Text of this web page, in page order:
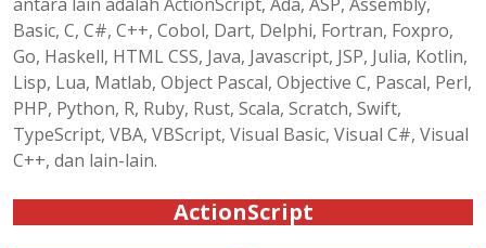
antara lain adalah ActionScript, Ada, ASP, Assembly,
Basic, C, C#, C++, Cobol, Dart, Delphi, Fortran, Foxpro,
Go, Haskell, HTML CSS, Java, Javascript, JSP, Julia, Kotlin,
Lisp, Lua, Matlab, Object Pascal, Objective C, Pascal, Perl,
PHP, Python, R, Ruby, Rust, Scala, Scratch, Swift,
TypeScript, VBA, VBScript, Visual Basic, Visual C#, Visual
C++, dan lain-lain.
ActionScript